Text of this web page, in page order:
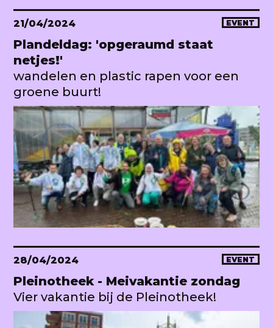
21/04/2024 EVENT
Plandeldag: 'opgeraumd staat
netjes!'
wandelen en plastic rapen voor een
groene buurt!
28/04/2024 EVENT
Pleinotheek - Meivakantie zondag
Vier vakantie bij de Pleinotheek!